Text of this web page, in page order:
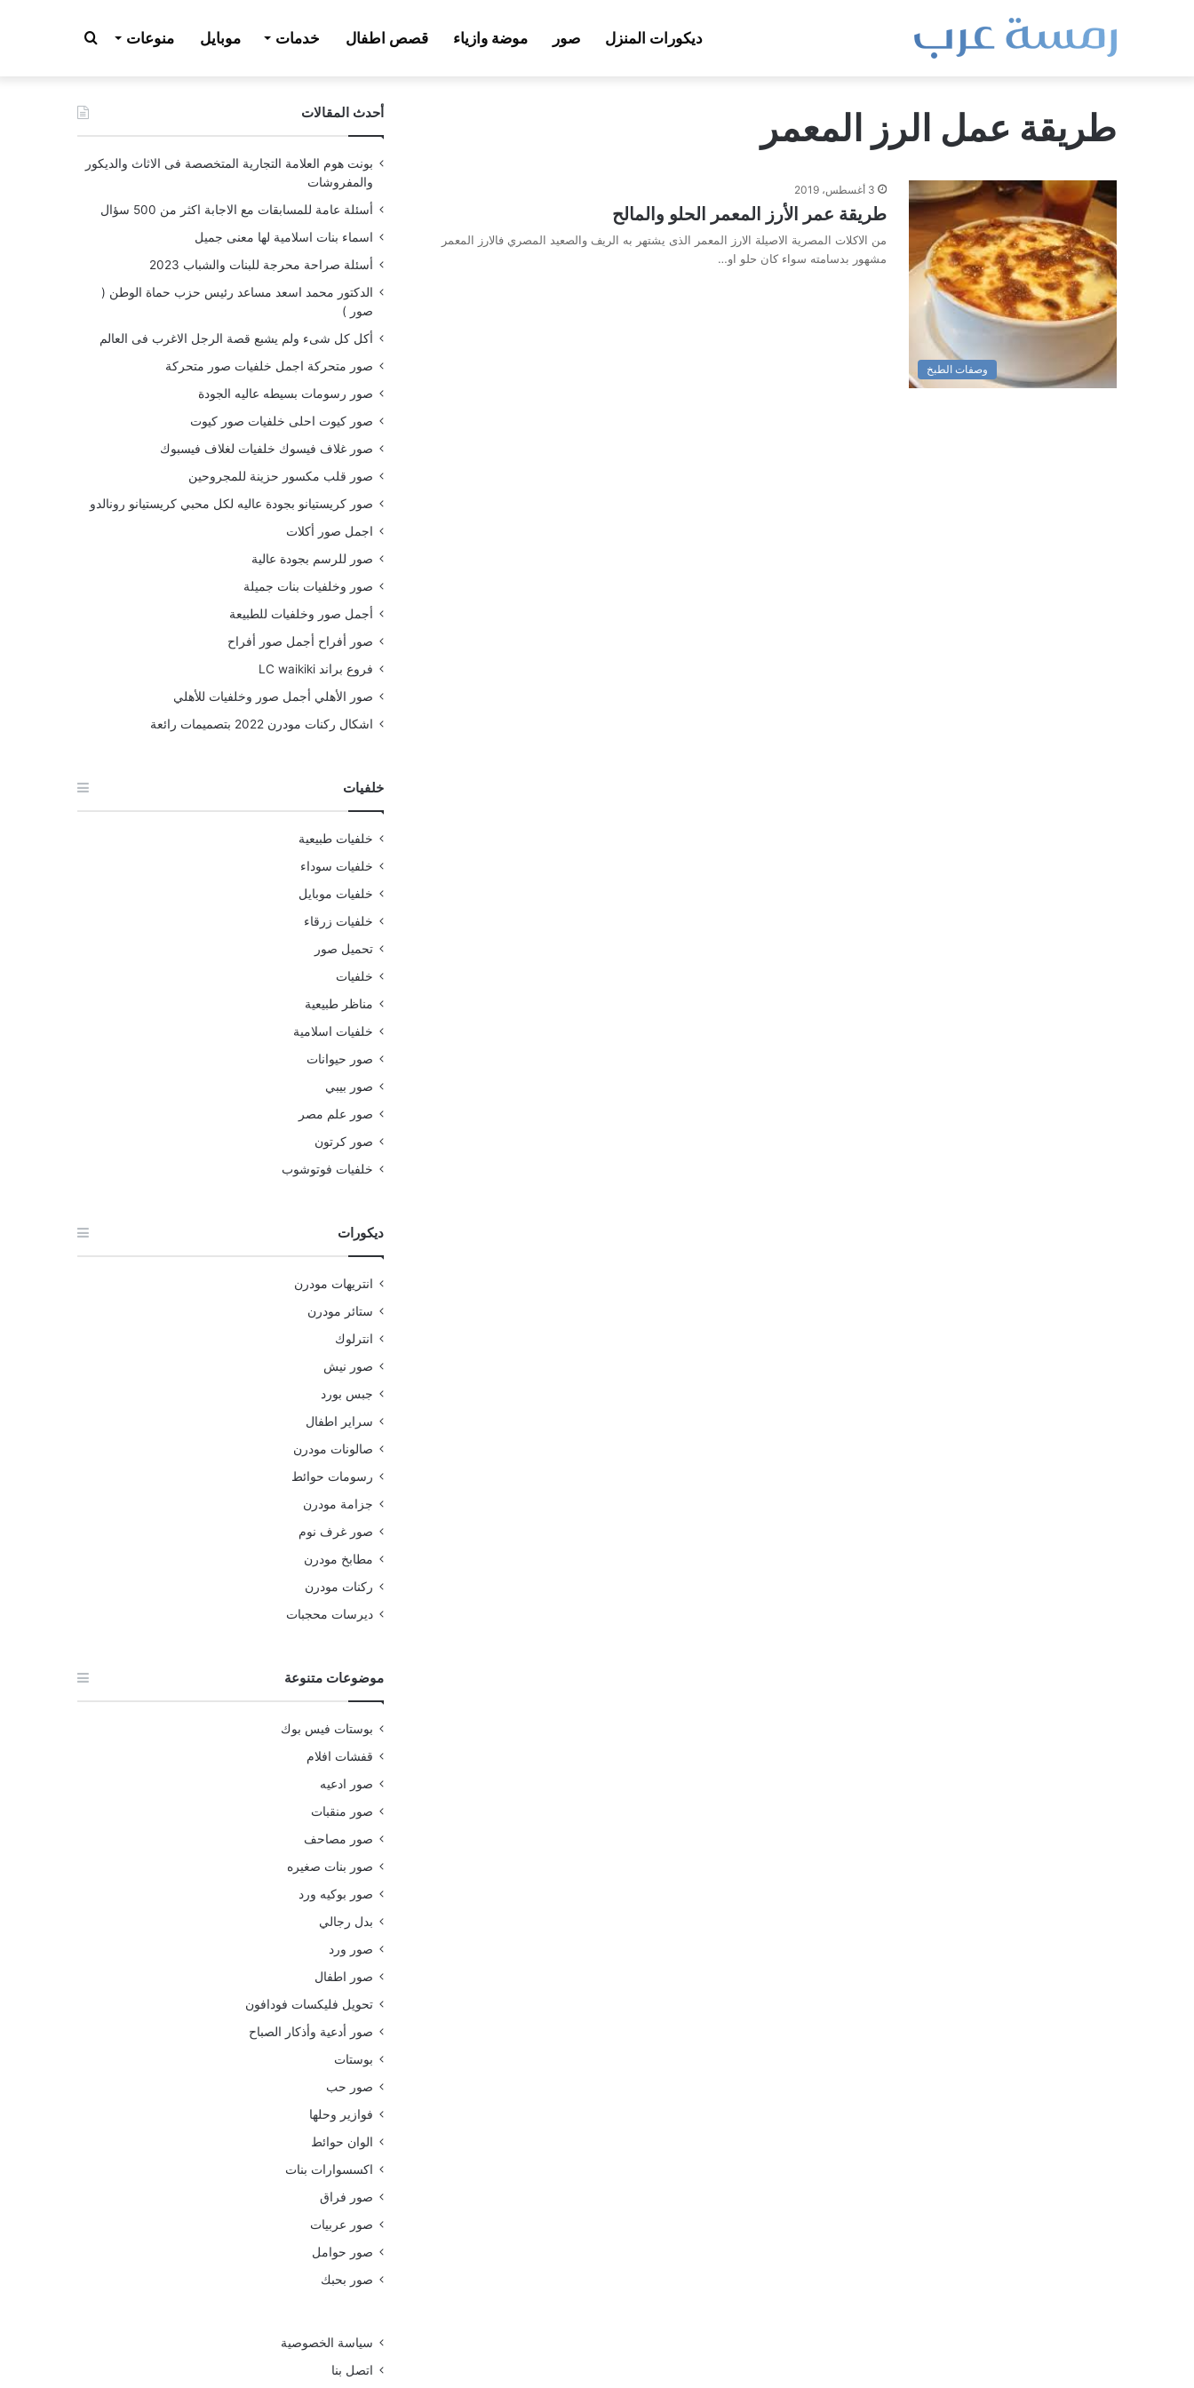
ديكورات المنزل صور موضة وازياء قصص اطفال خدمات موبايل منوعات بحث
عن طريقة عمل الرز المعمر
وصفات الطبخ
3 أغسطس، 2019
طريقة عمر الأرز المعمر الحلو والمالح
من الاكلات المصرية الاصيلة الارز المعمر الذى يشتهر به الريف والصعيد المصري فالارز المعمر
مشهور بدسامته سواء كان حلو او…
أحدث المقالات
بونت هوم العلامة التجارية المتخصصة فى الاثاث والديكور
والمفروشات
أسئلة عامة للمسابقات مع الاجابة اكثر من 500 سؤال
اسماء بنات اسلامية لها معنى جميل
أسئلة صراحة محرجة للبنات والشباب 2023
الدكتور محمد اسعد مساعد رئيس حزب حماة الوطن (
صور )
أكل كل شىء ولم يشبع قصة الرجل الاغرب فى العالم
صور متحركة اجمل خلفيات صور متحركة
صور رسومات بسيطه عاليه الجودة
صور كيوت احلى خلفيات صور كيوت
صور غلاف فيسوك خلفيات لغلاف فيسبوك
صور قلب مكسور حزينة للمجروحين
صور كريستيانو بجودة عاليه لكل محبي كريستيانو رونالدو
اجمل صور أكلات
صور للرسم بجودة عالية
صور وخلفيات بنات جميلة
أجمل صور وخلفيات للطبيعة
صور أفراح أجمل صور أفراح
فروع براند LC waikiki
صور الأهلي أجمل صور وخلفيات للأهلي
اشكال ركنات مودرن 2022 بتصميمات رائعة
خلفيات
خلفيات طبيعية
خلفيات سوداء
خلفيات موبايل
خلفيات زرقاء
تحميل صور
خلفيات
مناظر طبيعية
خلفيات اسلامية
صور حيوانات
صور بيبي
صور علم مصر
صور كرتون
خلفيات فوتوشوب
ديكورات
انتريهات مودرن
ستائر مودرن
انترلوك
صور نيش
جبس بورد
سراير اطفال
صالونات مودرن
رسومات حوائط
جزامة مودرن
صور غرف نوم
مطابخ مودرن
ركنات مودرن
ديرسات محجبات
موضوعات متنوعة
بوستات فيس بوك
قفشات افلام
صور ادعيه
صور منقبات
صور مصاحف
صور بنات صغيره
صور بوكيه ورد
بدل رجالي
صور ورد
صور اطفال
تحويل فليكسات فودافون
صور أدعية وأذكار الصباح
بوستات
صور حب
فوازير وحلها
الوان حوائط
اكسسوارات بنات
صور فراق
صور عربيات
صور حوامل
صور بحبك
سياسة الخصوصية
اتصل بنا